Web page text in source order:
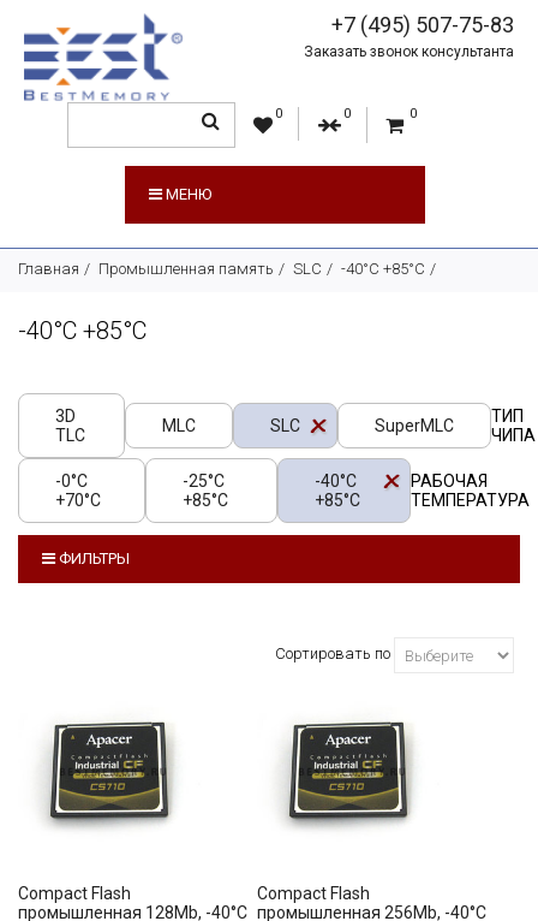
+7 (495) 507-75-83
Заказать звонок консультанта
0 0 0
МЕНЮ
Главная Промышленная память SLC -40°C +85°C
-40°C +85°C
3D
TLC
MLC SLC SuperMLC
ТИП
ЧИПА
-0°C
+70°C
-25°C
+85°C
-40°C
+85°C
РАБОЧАЯ
ТЕМПЕРАТУРА
ФИЛЬТРЫ
ВСЕ
ИНТЕРФЕЙС
ВСЕ
ВСЕ
Сортировать по
Compact Flash
промышленная 128Mb, -40°C
Compact Flash
промышленная 256Mb, -40°C